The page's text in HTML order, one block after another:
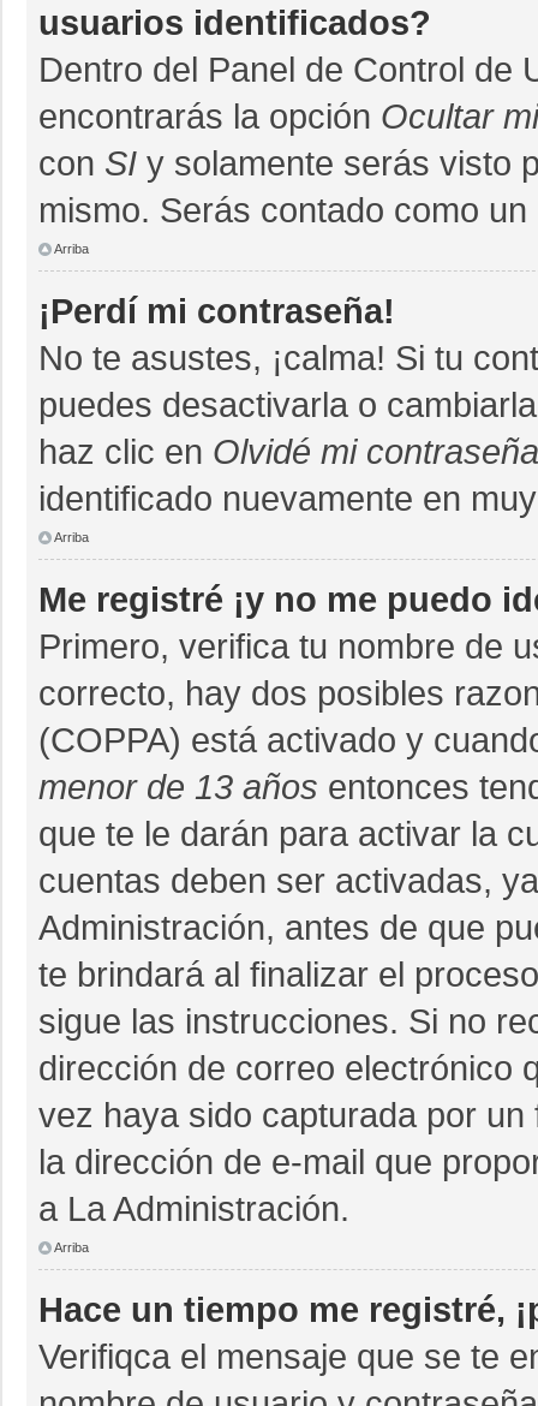
usuarios identificados?
Dentro del Panel de Control de
encontrarás la opción Ocultar
con SI y solamente serás visto
mismo. Serás contado como
Arriba
¡Perdí mi contraseña!
No te asustes, ¡calma! Si tu
puedes desactivarla o
haz clic en Olvidé mi contraseña
identificado nuevamente en
Arriba
Me registré ¡y no me puedo
Primero, verifica tu nombre de
correcto, hay dos posibles
(COPPA) está activado y
menor de 13 años entonces
que te le darán para activar la
cuentas deben ser activadas,
Administración, antes de que
te brindará al finalizar el
sigue las instrucciones. Si no
dirección de correo electrónico
vez haya sido capturada por
la dirección de e-mail que
a La Administración.
Arriba
Hace un tiempo me registré,
Verifiqca el mensaje que se te